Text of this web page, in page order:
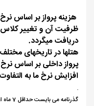
هزینه پرواز بر اساس
ظرفیت آن و تغییر کلاس
دریافت میگردد.
هتلها در تاریخهای
پرواز داخلی بر اساس
افزایش نرخ ما به
.